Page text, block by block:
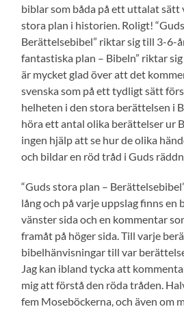
biblar som båda på ett uttalat sätt
stora plan i historien. Roligt!
Berättelsebibel” riktar sig till 3-6-
fantastiska plan – Bibeln” riktar
är mycket glad över att det
svenska som på ett tydligt sätt
helheten i den stora berättelsen i
höra ett antal olika berättelser ur
ingen hjälp att se hur de olika
och bildar en röd tråd i Guds
“Guds stora plan –
lång och på varje uppslag finns en
vänster sida och en kommentar
framåt på höger sida. Till varje
bibelhänvisningar till var
Jag kan ibland tycka att
mig att förstå den röda tråden.
fem Moseböckerna, och även om